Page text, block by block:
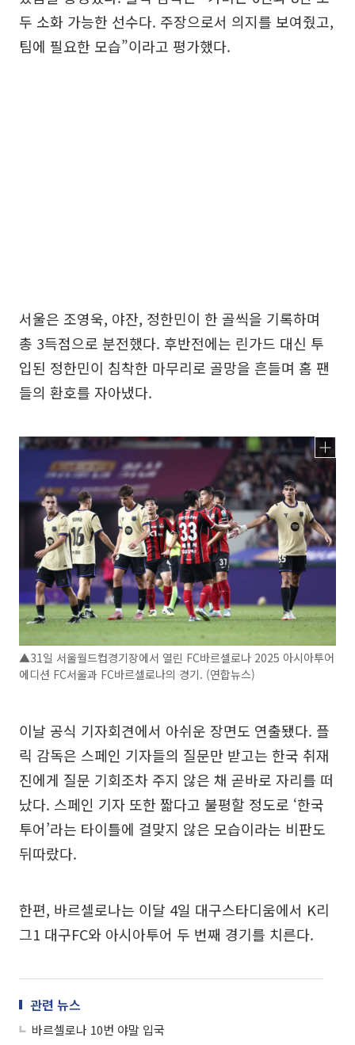
두 소화 가능한 선수다. 주장으로서 의지를 보여줬고,
팀에 필요한 모습”이라고 평가했다.
서울은 조영욱, 야잔, 정한민이 한 골씩을 기록하며
총 3득점으로 분전했다. 후반전에는 린가드 대신 투
입된 정한민이 침착한 마무리로 골망을 흔들며 홈 팬
들의 환호를 자아냈다.
▲31일 서울월드컵경기장에서 열린 FC바르셀로나 2025 아시아투어
에디션 FC서울과 FC바르셀로나의 경기. (연합뉴스)
이날 공식 기자회견에서 아쉬운 장면도 연출됐다. 플
릭 감독은 스페인 기자들의 질문만 받고는 한국 취재
진에게 질문 기회조차 주지 않은 채 곧바로 자리를 떠
났다. 스페인 기자 또한 짧다고 불평할 정도로 ‘한국
투어’라는 타이틀에 걸맞지 않은 모습이라는 비판도
뒤따랐다.
한편, 바르셀로나는 이달 4일 대구스타디움에서 K리
그1 대구FC와 아시아투어 두 번째 경기를 치른다.
관련 뉴스
바르셀로나 10번 야말 입국